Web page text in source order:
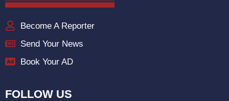
Become A Reporter
Send Your News
Book Your AD
FOLLOW US